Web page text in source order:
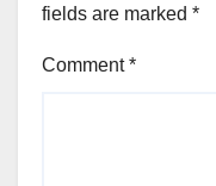
fields are marked *
Comment*